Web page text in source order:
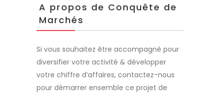
A propos de Conquête de
Marchés
Si vous souhaitez être accompagné pour
diversifier votre activité & développer
votre chiffre d’affaires, contactez-nous
pour démarrer ensemble ce projet de